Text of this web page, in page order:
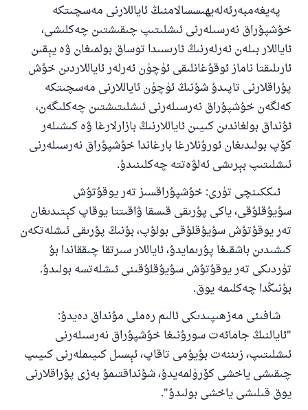
پەيغەمبەرئەلەيھىسسالامنىڭ ئاياللارنى مەسچىتكە
خۇشپۇراق نەرسىلەرنى ئىشلىتىپ چىقىشتىن چەكلىشى،
ئاياللار بىلەن ئەرلەرنىڭ ئارىسىدا توساق بولمىغان ۋە يېقىن
ئارىلىقتا ناماز ئوقۇغانلىقى ئۈچۈن ئەرلەر ئاياللاردىن خۇش
پۇراقلارنى تاپىدۇ شۇنىڭ ئۈچۈن ئاياللارنى مەسچىتكە
كەلگەن خۇشپۇراق نەرسىلەرنى ئىشلىتىشتىن چەكلىگەن،
ئۇنداق بولغاندىن كىيىن ئاياللارنىڭ بازارلارغا ۋە كىشىلەر
كۆپ بولىدىغان ئورۇنلارغا بارغاندا خۇشپۇراق نەرسىلەرنى
ئىشلىتىپ بېرىشى ئەلۋەتتە چەكلىنىدۇ.
ئىككىنچى تۈرى: خۇشپۇراقسىز تەر يوقۇتۇش
سۇيۇقلۇقى، ياكى پۇرىقى قىسقا ۋاقىتتا يوقاپ كېتىدىغان
تەر يوقۇتۇش سۇيۇقلۇقى بولۇپ، بۇنىڭ پۇرىقى ئىشلەتكەن
كىشىدىن باشقىغا پۇرىمايدۇ، ئاياللار سىرتقا چىققاندا بۇ
تۈردىكى تەر يوقۇتۇش سۇيۇقلۇقىنى ئىشلەتسە بولىدۇ.
بۇنىڭدا چەكلىمە يوق.
شافىئى مەزھىپىدىكى ئالىم رەملى مۇنداق دەيدۇ:
"ئايالنىڭ جامائەت سورۇنىغا خۇشپۇراق نەرسىلەرنى
ئىشلىتىپ، زىننەت بۇيۇمى تاقاپ، ئېسىل كىيىملەرنى كىيىپ
چىقىشى ياخشى كۆرۈلمەيدۇ، شۇنداقتىمۇ بەزى پۇراقلارنى
يوق قىلىشى ياخشى بولىدۇ".
110845 - نومۇرلۇق سوئالنىڭ جاۋابى
ئائىلىنى ساقلاپ قالدى
ئۇممەتكە جاۋاپ بېرىشىمىزگە ياردەم قىلىڭ
پەيغەمبەرئەلەيھىسسالام مۇنداق دېگەن:
ياخشىلىققا باشلارپ قويغان كىشى قىلغۇچىغا
ئوخشاش ساۋاپقا ئېرىشىدۇ
مۇسلىم رىۋايەت قىلغان (1893) ھەدىس
ئىئائە